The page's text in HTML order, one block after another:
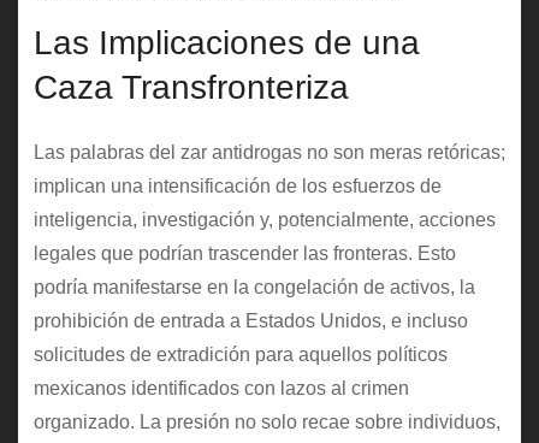
Las Implicaciones de una
Caza Transfronteriza
Las palabras del zar antidrogas no son meras retóricas;
implican una intensificación de los esfuerzos de
inteligencia, investigación y, potencialmente, acciones
legales que podrían trascender las fronteras. Esto
podría manifestarse en la congelación de activos, la
prohibición de entrada a Estados Unidos, e incluso
solicitudes de extradición para aquellos políticos
mexicanos identificados con lazos al crimen
organizado. La presión no solo recae sobre individuos,